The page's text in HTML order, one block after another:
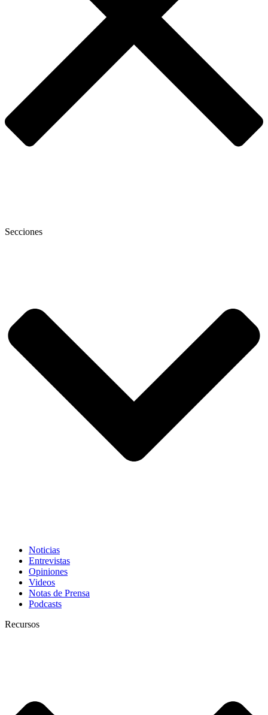
Secciones
Noticias
Entrevistas
Opiniones
Videos
Notas de Prensa
Podcasts
Recursos